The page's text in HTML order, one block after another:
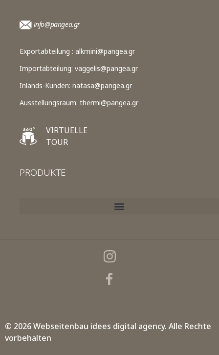
info@pangea.gr
Exportabteilung : alkmini@pangea.gr
Importabteilung: vaggelis@pangea.gr
Inlands-Kunden: natasa@pangea.gr
Ausstellungsraum: thermi@pangea.gr
VIRTUELLE
TOUR
PRODUKTE
© 2026 Webseitenbau idees digital agency. Alle Rechte
vorbehalten